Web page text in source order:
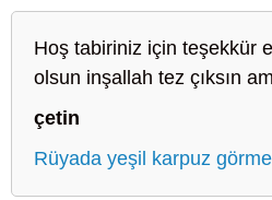
Hoş tabiriniz için teşekkür
olsun inşallah tez çıksın
çetin
Rüyada yeşil karpuz